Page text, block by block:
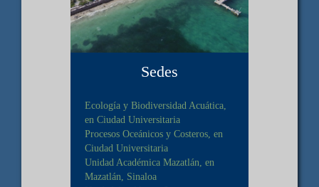
Sedes
Ecología y Biodiversidad Acuática,
en Ciudad Universitaria
Procesos Oceánicos y Costeros, en
Ciudad Universitaria
Unidad Académica Mazatlán, en
Mazatlán, Sinaloa